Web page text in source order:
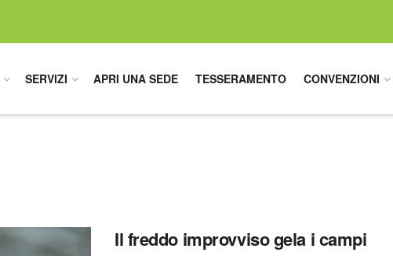
SERVIZI APRI UNA SEDE TESSERAMENTO CONVENZIONI
Il freddo improvviso gela i campi